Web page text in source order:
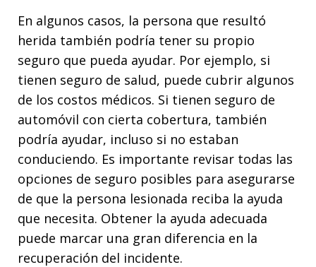
En algunos casos, la persona que resultó
herida también podría tener su propio
seguro que pueda ayudar. Por ejemplo, si
tienen seguro de salud, puede cubrir algunos
de los costos médicos. Si tienen seguro de
automóvil con cierta cobertura, también
podría ayudar, incluso si no estaban
conduciendo. Es importante revisar todas las
opciones de seguro posibles para asegurarse
de que la persona lesionada reciba la ayuda
que necesita. Obtener la ayuda adecuada
puede marcar una gran diferencia en la
recuperación del incidente.